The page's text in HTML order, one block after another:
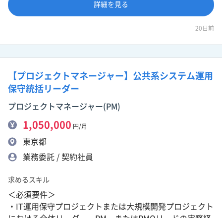
詳細を見る
20日前
【プロジェクトマネージャー】公共系システム運用
保守統括リーダー
プロジェクトマネージャー(PM)
1,050,000 円/月
東京都
業務委託 / 契約社員
求めるスキル
＜必須要件＞
・IT運用保守プロジェクトまたは大規模開発プロジェクト